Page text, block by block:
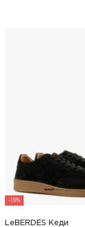
-15%
LeBERDES Кеди